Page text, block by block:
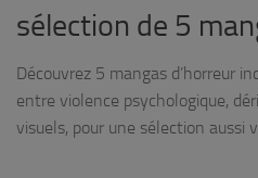
sélection de 5
Découvrez 5 mangas d’horreur
entre violence psychologique,
visuels, pour une sélection aussi